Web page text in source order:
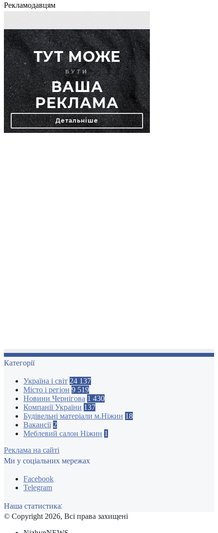
Рекламодавцям
Категорії
Україна і світ 24 137
Місто і регіон 9 519
Новини Чернігова 1 430
Компанії України 137
Будівельні матеріали м.Ніжин 18
Вакансії 2
Меблевий салон Ніжин 1
Реклама на сайті
Ми у соціальних мережах
Facebook
Telegram
Наша статистика:
© Copyright 2026, Всі права захищені